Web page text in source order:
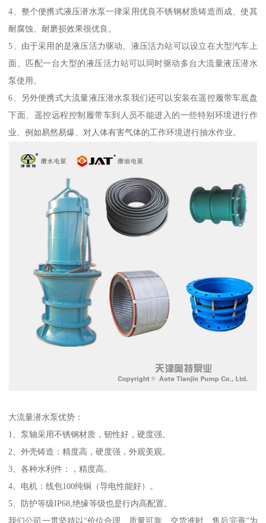
4、整个便携式液压潜水泵一律采用优良不锈钢材质铸造而成、使其
耐腐蚀、耐磨损效果很优良。
5、由于采用的是液压活力驱动、液压活力站可以设立在大型汽车上
面、匹配一台大型的液压活力站可以同时驱动多台大流量液压潜水
泵使用。
6、另外便携式大流量液压潜水泵我们还可以安装在遥控履带车底盘
下面、遥控远程控制履带车到人员不能进入的一些特别环境进行作
业、例如易然易爆、对人体有害气体的工作环境进行抽水作业。
大流量潜水泵优势：
1、泵轴采用不锈钢材质，韧性好，硬度强。
2、外壳铸造：精度高，硬度强，外观美观。
3、各种水利件：，精度高。
4、电机：线包100纯铜（导电性能好）。
5、防护等级IP68,绝缘等级也是行内高配置。
我们公司一贯坚持以“价位合理、质量可靠、交货准时、售后完善”为